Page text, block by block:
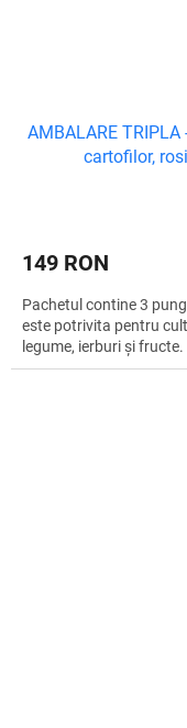
AMBALARE
cartofilor,
149 RON
Pachetul contine 3
este potrivita pentru
legume, ierburi și